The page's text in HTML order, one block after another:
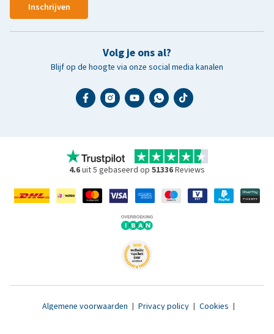
Inschrijven
Volg je ons al?
Blijf op de hoogte via onze social media kanalen
4.6uit 5 gebaseerd op 51336Reviews
Algemene voorwaarden | Privacy policy | Cookies |